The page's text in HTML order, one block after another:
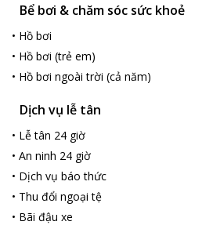
Rau có phục vụ rất nhiều món hải sản
khách mang thức ăn bên ngoài vào
200,000 đ/khách.
Bể bơi & chăm sóc sức khoẻ
• Hồ bơi
• Hồ bơi (trẻ em)
• Hồ bơi ngoài trời (cả năm)
Dịch vụ lễ tân
• Lễ tân 24 giờ
• An ninh 24 giờ
• Dịch vụ báo thức
• Thu đổi ngoại tệ
• Bãi đậu xe